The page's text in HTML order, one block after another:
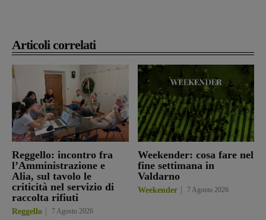
Articoli correlati
Reggello: incontro fra
l’Amministrazione e
Alia, sul tavolo le
criticità nel servizio di
raccolta rifiuti
Reggello 7 Agosto 2026
Weekender: cosa fare nel
fine settimana in
Valdarno
Weekender 7 Agosto 2026